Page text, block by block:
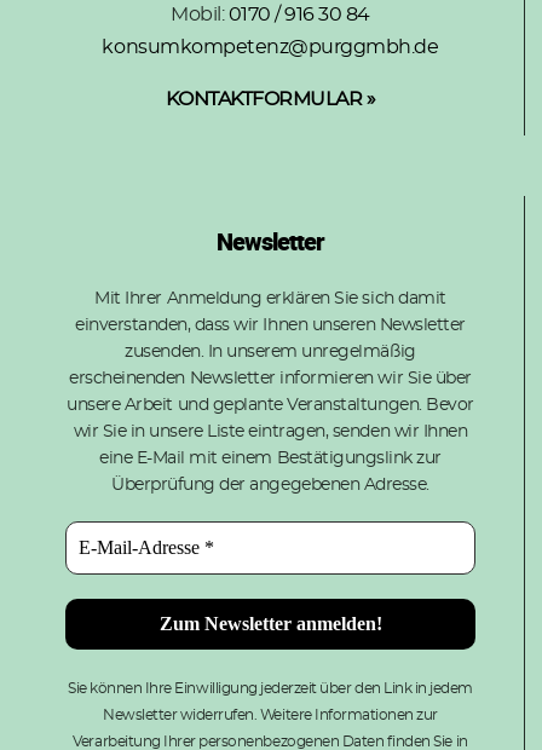
Mobil:0170 / 916 30 84
konsumkompetenz@purggmbh.de
KONTAKTFORMULAR »
Newsletter
Mit Ihrer Anmeldung erklären Sie sich damit
einverstanden, dass wir Ihnen unseren Newsletter
zusenden. In unserem unregelmäßig
erscheinenden Newsletter informieren wir Sie über
unsere Arbeit und geplante Veranstaltungen. Bevor
wir Sie in unsere Liste eintragen, senden wir Ihnen
eine E-Mail mit einem Bestätigungslink zur
Überprüfung der angegebenen Adresse.
Sie können Ihre Einwilligung jederzeit über den Link in jedem
Newsletter widerrufen. Weitere Informationen zur
Verarbeitung Ihrer personenbezogenen Daten finden Sie in